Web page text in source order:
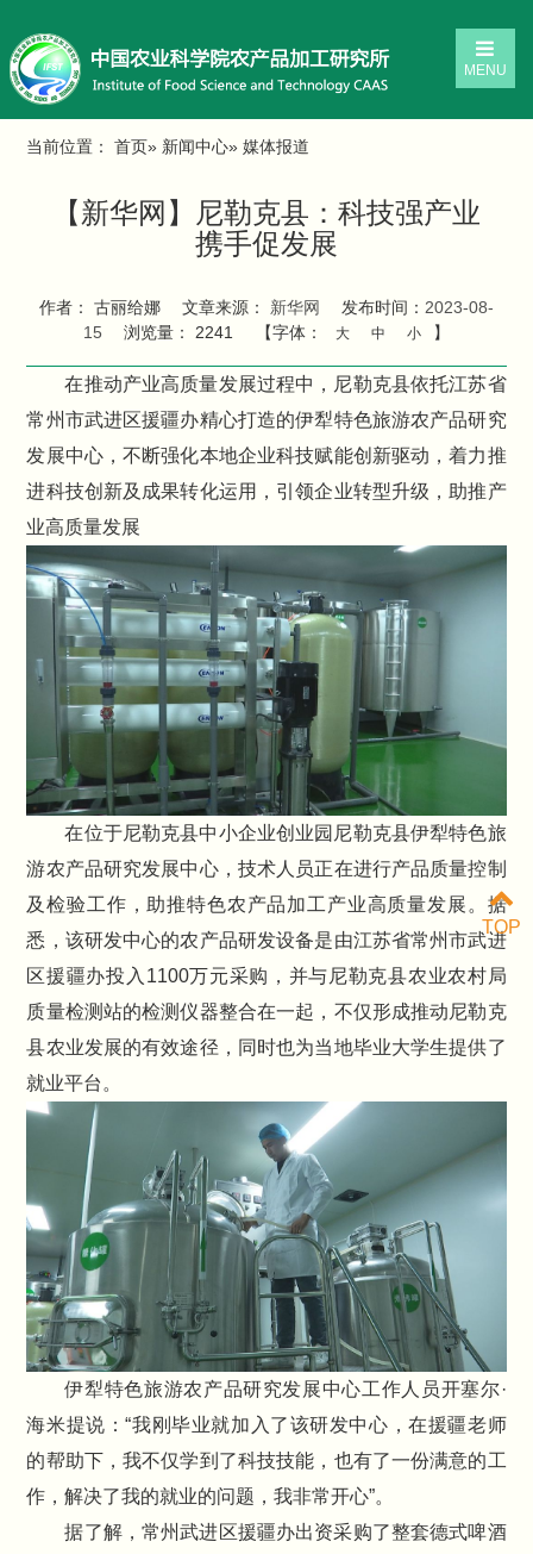
MENU
当前位置：首页» 新闻中心» 媒体报道
【新华网】尼勒克县：科技强产业
携手促发展
作者： 古丽给娜 文章来源： 新华网 发布时间： 2023-08-
15
浏览量： 2241 【字体： 大 中 小 】
在推动产业高质量发展过程中，尼勒克县依托江苏省
常州市武进区援疆办精心打造的伊犁特色旅游农产品研究
发展中心，不断强化本地企业科技赋能创新驱动，着力推
进科技创新及成果转化运用，引领企业转型升级，助推产
业高质量发展
在位于尼勒克县中小企业创业园尼勒克县伊犁特色旅
游农产品研究发展中心，技术人员正在进行产品质量控制
及检验工作，助推特色农产品加工产业高质量发展。据
悉，该研发中心的农产品研发设备是由江苏省常州市武进
区援疆办投入1100万元采购，并与尼勒克县农业农村局
质量检测站的检测仪器整合在一起，不仅形成推动尼勒克
县农业发展的有效途径，同时也为当地毕业大学生提供了
就业平台。
伊犁特色旅游农产品研究发展中心工作人员开塞尔·
海米提说：“我刚毕业就加入了该研发中心，在援疆老师
的帮助下，我不仅学到了科技技能，也有了一份满意的工
作，解决了我的就业的问题，我非常开心”。
据了解，常州武进区援疆办出资采购了整套德式啤酒
TOP